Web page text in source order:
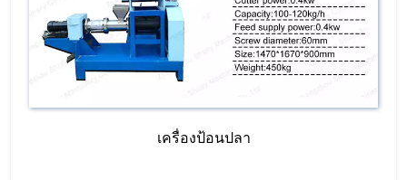
เครื่องป้อนปลา